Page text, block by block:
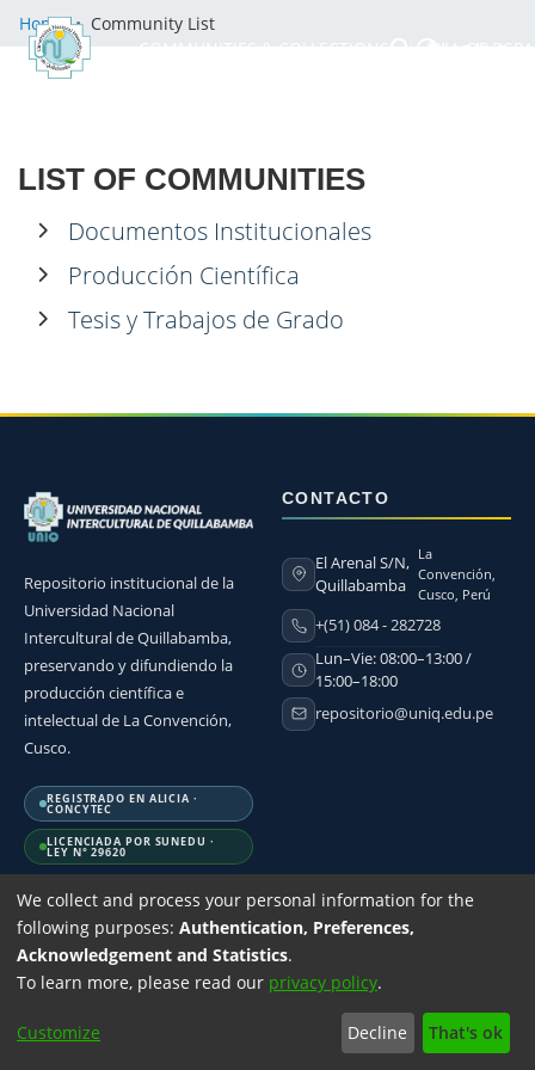
Home Community List
LIST OF COMMUNITIES
Expand Documentos Institucionales
Documentos Institucionales
Expand Producción Científica
Producción Científica
Expand Tesis y Trabajos de Grado
Tesis y Trabajos de Grado
Repositorio institucional de la
Universidad Nacional
Intercultural de Quillabamba,
preservando y difundiendo la
producción científica e
intelectual de La Convención,
Cusco.
REGISTRADO EN ALICIA ·
CONCYTEC
LICENCIADA POR SUNEDU ·
LEY N° 29620
CONTACTO
El Arenal S/N,
Quillabamba
La
Convención,
Cusco, Perú
+(51) 084 - 282728
Lun–Vie: 08:00–13:00 /
15:00–18:00
repositorio@uniq.edu.pe
DSpace software copyright © 2002-2026 LYRASIS
Accessibility settings End User Agreement Send
We collect and process your personal information for the
following purposes: Authentication, Preferences,
Acknowledgement and Statistics.
To learn more, please read our privacy policy.
Customize Decline That's ok